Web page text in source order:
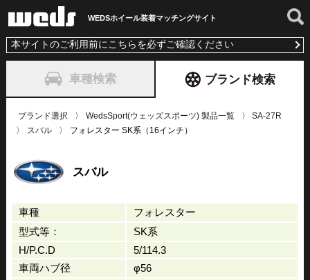
WEDSホイール装着マッチングサイト
本サイトのご利用前にこちらを必ずご確認ください
車種検索 ブランド検索
ブランド選択 WedsSport(ウェッズスポーツ) 製品一覧
SA-27R
スバル
フォレスター SK系（16インチ）
スバル
車種
フォレスター
型式等：
SK系
H/P.C.D
5/114.3
車両ハブ径
φ56